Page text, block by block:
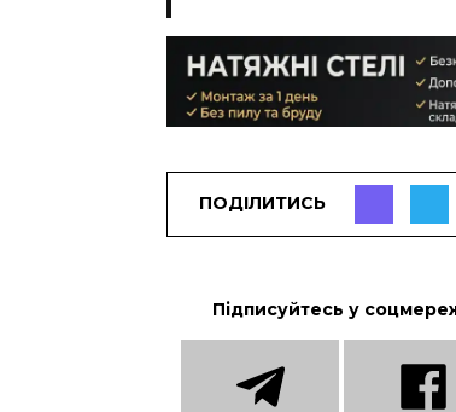
ПОДІЛИТИСЬ
Підписуйтесь у